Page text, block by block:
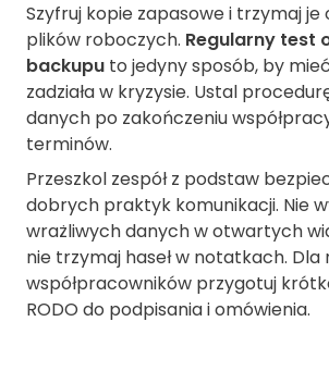
Szyfruj kopie zapasowe i trzymaj je
plików roboczych. Regularny test
backupu to jedyny sposób, by
zadziała w kryzysie. Ustal
danych po zakończeniu
terminów.
Przeszkol zespół z podstaw
dobrych praktyk komunikacji. Nie
wrażliwych danych w otwartych
nie trzymaj haseł w notatkach. Dla
współpracowników przygotuj
RODO do podpisania i omówienia.